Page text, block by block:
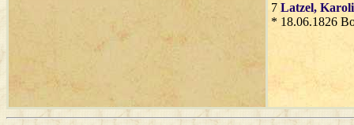
7 Latzel,
* 18.06.1826